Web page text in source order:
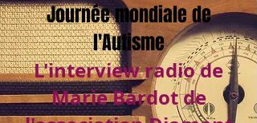
Journée mondiale de
l'Autisme
L'interview radio de
Marie Bardot de